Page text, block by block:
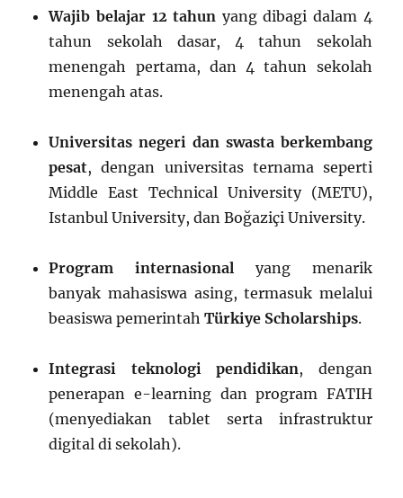
Wajib belajar 12 tahun yang dibagi dalam 4
tahun sekolah dasar, 4 tahun sekolah
menengah pertama, dan 4 tahun sekolah
menengah atas.
Universitas negeri dan swasta berkembang
pesat, dengan universitas ternama seperti
Middle East Technical University (METU),
Istanbul University, dan Boğaziçi University.
Program internasional yang menarik
banyak mahasiswa asing, termasuk melalui
beasiswa pemerintahTürkiye Scholarships.
Integrasi teknologi pendidikan, dengan
penerapan e-learning dan program FATIH
(menyediakan tablet serta infrastruktur
digital di sekolah).